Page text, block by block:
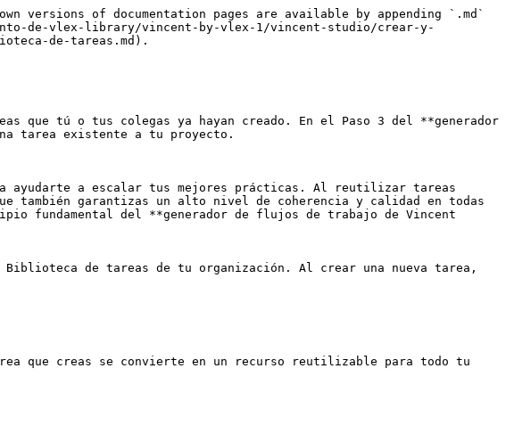
of documentation pages are available by appending `.md`
de-vlex-library/vincent-by-vlex-1/vincent-studio/crear-y-
de-tareas.md).
tú o tus colegas ya hayan creado. En el Paso 3 del **generador
tarea existente a tu proyecto.
ayudarte a escalar tus mejores prácticas. Al reutilizar tareas
también garantizas un alto nivel de coherencia y calidad en todas
fundamental del **generador de flujos de trabajo de Vincent
Biblioteca de tareas de tu organización. Al crear una nueva tarea,
que creas se convierte en un recurso reutilizable para todo tu